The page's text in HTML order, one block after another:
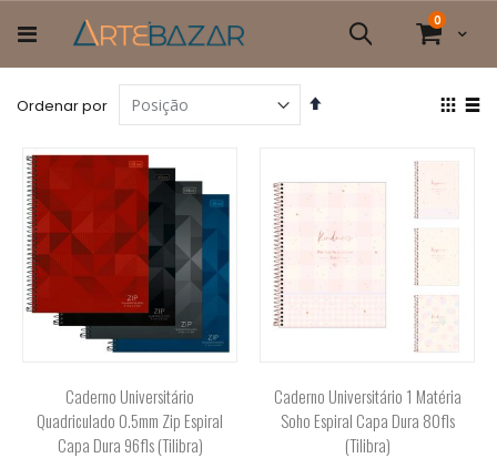
para
o
conteúdo
Cart
0itens
Pesquisa
Ordenar por
Definir
Ver
Caderno Universitário
Quadriculado 0.5mm Zip Espiral
Capa Dura 96fls (Tilibra)
Caderno Universitário 1 Matéria
Soho Espiral Capa Dura 80fls
(Tilibra)